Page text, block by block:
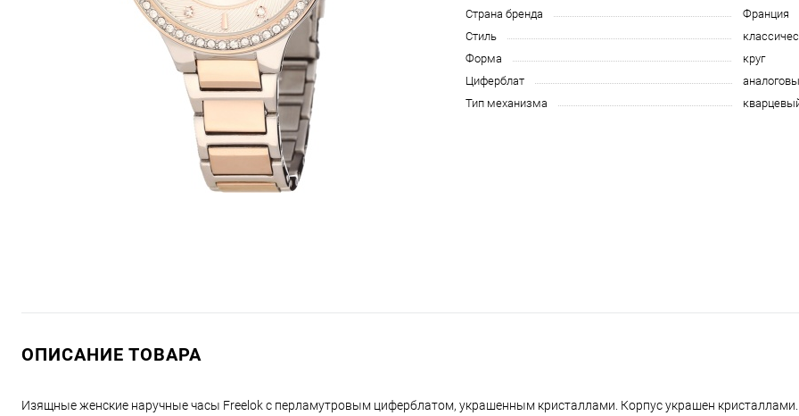
Страна бренда
Франция
Стиль
Форма
круг
Циферблат
Тип механизма
ОПИСАНИЕ ТОВАРА
Изящные женские наручные часы Freelok с перламутровым циферблатом, украшенным кристаллами. Корпус украшен кристаллами.